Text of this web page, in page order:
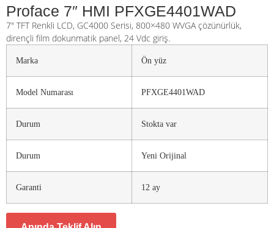
Proface 7″ HMI PFXGE4401WAD
7″ TFT Renkli LCD, GC4000 Serisi, 800×480 WVGA çözünürlük,
dirençli film dokunmatik panel, 24 Vdc giriş.
Marka Ön yüz
Model Numarası PFXGE4401WAD
Durum Stokta var
Durum Yeni Orijinal
Garanti 12 ay